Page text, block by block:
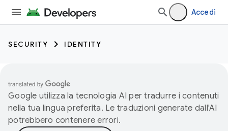
Accedi
SECURITY IDENTITY
Google utilizza la tecnologia AI per tradurre i contenuti
nella tua lingua preferita. Le traduzioni generate dall'AI
potrebbero contenere errori.